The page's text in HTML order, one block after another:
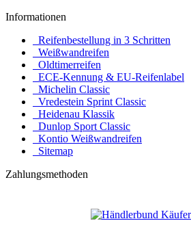
Informationen
Reifenbestellung in 3 Schritten
Weißwandreifen
Oldtimerreifen
ECE-Kennung & EU-Reifenlabel
Michelin Classic
Vredestein Sprint Classic
Heidenau Klassik
Dunlop Sport Classic
Kontio Weißwandreifen
Sitemap
Zahlungsmethoden